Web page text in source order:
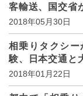
客輸送、国交省
2018年05月30日
相乗りタクシ
験、日本交通と
2018年01月22日